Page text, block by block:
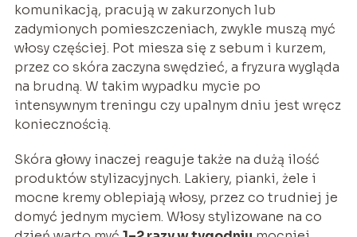
komunikacją, pracują w zakurzonych lub
zadymionych pomieszczeniach, zwykle muszą myć
włosy częściej. Pot miesza się z sebum i kurzem,
przez co skóra zaczyna swędzieć, a fryzura wygląda
na brudną. W takim wypadku mycie po
intensywnym treningu czy upalnym dniu jest wręcz
koniecznością.
Skóra głowy inaczej reaguje także na dużą ilość
produktów stylizacyjnych. Lakiery, pianki, żele i
mocne kremy oblepiają włosy, przez co trudniej je
domyć jednym myciem. Włosy stylizowane na co